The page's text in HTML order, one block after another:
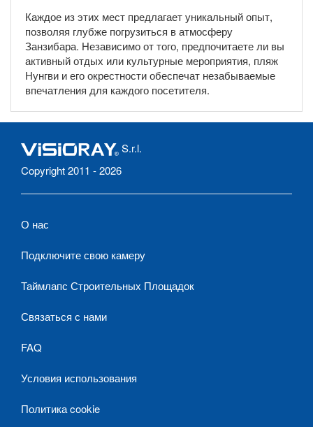
Каждое из этих мест предлагает уникальный опыт,
позволяя глубже погрузиться в атмосферу
Занзибара. Независимо от того, предпочитаете ли вы
активный отдых или культурные мероприятия, пляж
Нунгви и его окрестности обеспечат незабываемые
впечатления для каждого посетителя.
S.r.l.
Copyright 2011 - 2026
О нас
Подключите свою камеру
Таймлапс Строительных Площадок
Связаться с нами
FAQ
Условия использования
Политика cookie